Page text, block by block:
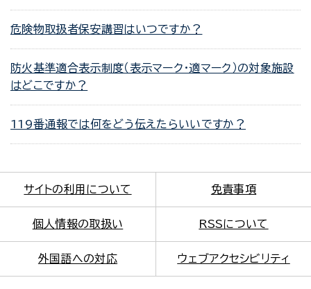
危険物取扱者保安講習はいつですか？
防火基準適合表示制度（表示マーク・適マーク）の対象施設
はどこですか？
119番通報では何をどう伝えたらいいですか？
サイトの利用について 免責事項
個人情報の取扱い RSSについて
外国語への対応 ウェブアクセシビリティ